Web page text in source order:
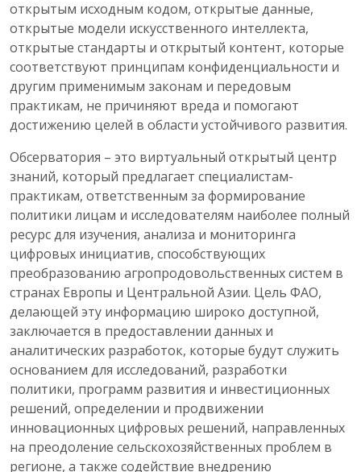
открытым исходным кодом, открытые данные,
открытые модели искусственного интеллекта,
открытые стандарты и открытый контент, которые
соответствуют принципам конфиденциальности и
другим применимым законам и передовым
практикам, не причиняют вреда и помогают
достижению целей в области устойчивого развития.
Обсерватория – это виртуальный открытый центр
знаний, который предлагает специалистам-
практикам, ответственным за формирование
политики лицам и исследователям наиболее полный
ресурс для изучения, анализа и мониторинга
цифровых инициатив, способствующих
преобразованию агропродовольственных систем в
странах Европы и Центральной Азии. Цель ФАО,
делающей эту информацию широко доступной,
заключается в предоставлении данных и
аналитических разработок, которые будут служить
основанием для исследований, разработки
политики, программ развития и инвестиционных
решений, определении и продвижении
инновационных цифровых решений, направленных
на преодоление сельскохозяйственных проблем в
регионе, а также содействие внедрению